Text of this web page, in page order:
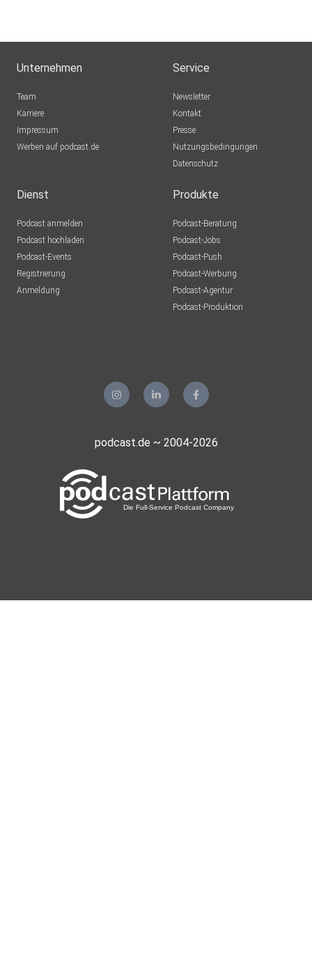
Unternehmen
Team
Karriere
Impressum
Werben auf podcast.de
Service
Newsletter
Kontakt
Presse
Nutzungsbedingungen
Datenschutz
Dienst
Podcast anmelden
Podcast hochladen
Podcast-Events
Registrierung
Anmeldung
Produkte
Podcast-Beratung
Podcast-Jobs
Podcast-Push
Podcast-Werbung
Podcast-Agentur
Podcast-Produktion
podcast.de ~ 2004-2026